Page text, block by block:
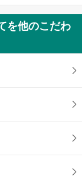
参見」駅から5930m
を他のこだわ